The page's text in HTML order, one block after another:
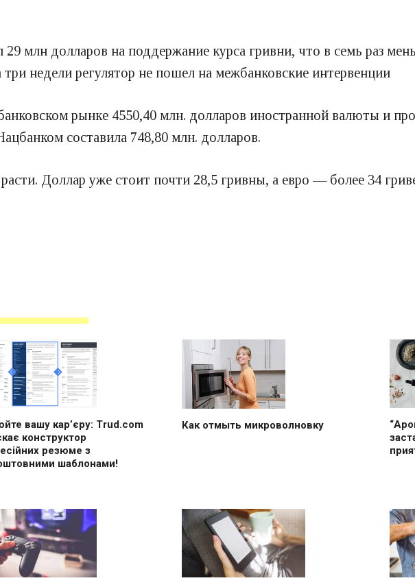
млн долларов на поддержание курса гривни, что в семь раз
три недели регулятор не пошел на межбанковские интервенции
рынке 4550,40 млн. долларов иностранной валюты и
составила 748,80 млн. долларов.
Доллар уже стоит почти 28,5 гривны, а евро — более 34
вашу кар’єру: Trud.com
конструктор
резюме з
шаблонами!
Как отмыть микроволновку